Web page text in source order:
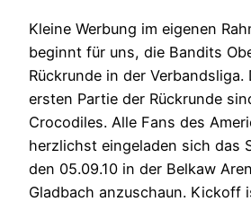
Kleine Werbung im eigenen
beginnt für uns, die Bandits
Rückrunde in der Verbandsliga.
ersten Partie der Rückrunde
Crocodiles. Alle Fans des
herzlichst eingeladen sich das
den 05.09.10 in der Belkaw
Gladbach anzuschaun. Kickoff